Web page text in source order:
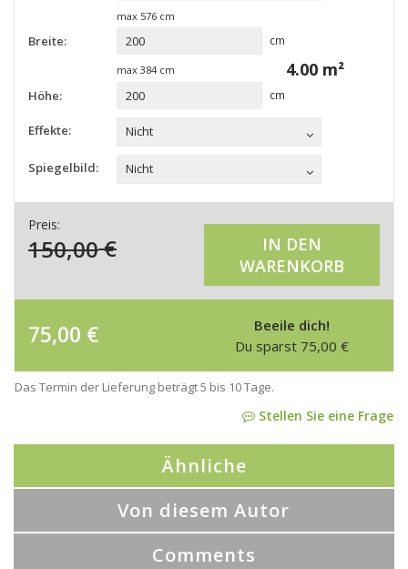
max 576cm
Breite: cm
max 384cm
Höhe: cm
4.00 m²
Effekte: Nicht
Spiegelbild: Nicht
Preis:
150,00€
IN DEN
WARENKORB
75,00 €
Beeile dich!
Du sparst 75,00 €
Das Termin der Lieferung beträgt 5 bis 10 Tage.
Stellen Sie eine Frage
Ähnliche
Von diesem Autor
Comments